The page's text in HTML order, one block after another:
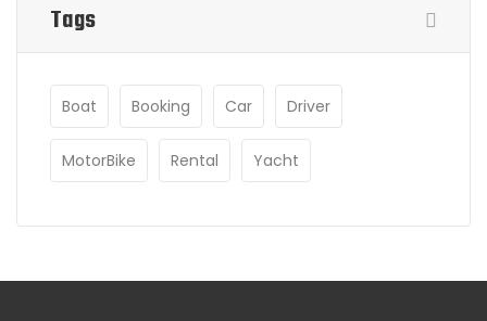
Tags
Boat Booking Car Driver
MotorBike Rental Yacht